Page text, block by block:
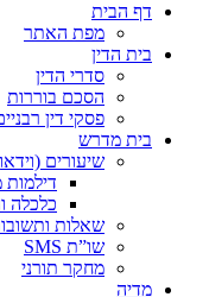
דף הבית
מפת האתר
בית הדין
סדרי הדין
הסכם בוררות
פסקי דין
בית מדרש
שיעורים
דילמות
כלכלה
שאלות
שו”ת SMS
מחקר תורני
מדיה